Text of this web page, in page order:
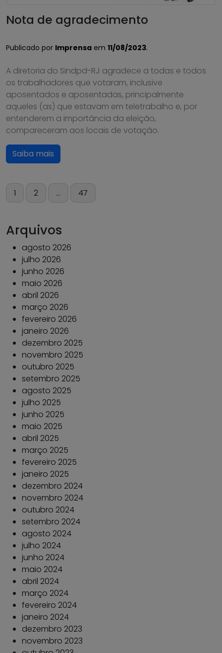
Nota de agradecimento
Publicado por Imprensa em 11/08/2023.
A diretoria do Sindpd-RJ agradece a todas e todos
os trabalhadores que votaram, inclusive
aposentados e aposentadas, principalmente
aqueles (as) que estavam em teletrabalho e, por
entenderem a importância da eleição,
compareceram aos locais de votação.
Saiba mais
Paginação
de
posts
1 2 … 47
Arquivos
agosto 2026
julho 2026
junho 2026
maio 2026
abril 2026
março 2026
fevereiro 2026
janeiro 2026
dezembro 2025
novembro 2025
outubro 2025
setembro 2025
agosto 2025
julho 2025
junho 2025
maio 2025
abril 2025
março 2025
fevereiro 2025
janeiro 2025
dezembro 2024
novembro 2024
outubro 2024
setembro 2024
agosto 2024
julho 2024
junho 2024
maio 2024
abril 2024
março 2024
fevereiro 2024
janeiro 2024
dezembro 2023
novembro 2023